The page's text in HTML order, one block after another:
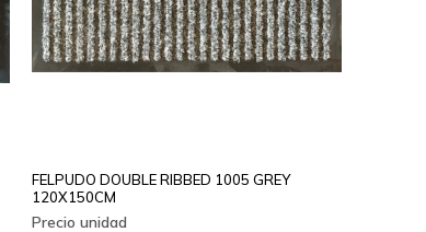
FELPUDO DOUBLE RIBBED 1005 GREY
120X150CM